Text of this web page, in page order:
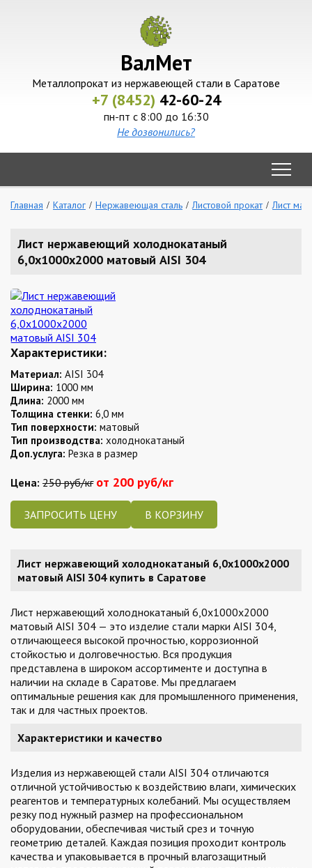
ВалМет
Металлопрокат из нержавеющей стали в Саратове
+7 (8452) 42-60-24
пн-пт с 8:00 до 16:30
Не дозвонились?
Главная Каталог Нержавеющая сталь Листовой прокат Лист
Лист нержавеющий холоднокатаный
6,0х1000х2000 матовый AISI 304
Характеристики:
Материал: AISI 304
Ширина: 1000 мм
Длина: 2000 мм
Толщина стенки: 6,0 мм
Тип поверхности: матовый
Тип производства: холоднокатаный
Доп.услуга: Резка в размер
Цена: 250 руб/кг от 200 руб/кг
ЗАПРОСИТЬ ЦЕНУ
Лист нержавеющий холоднокатаный 6,0х1000х2000
матовый AISI 304 купить в Саратове
Лист нержавеющий холоднокатаный 6,0х1000х2000
матовый AISI 304 — это изделие стали марки AISI 304,
отличающееся высокой прочностью, коррозионной
стойкостью и долговечностью. Вся продукция
представлена в широком ассортименте и доступна в
наличии на складе в Саратове. Мы предлагаем
оптимальные решения как для промышленного применения,
так и для частных проектов.
Характеристики и качество
Изделия из нержавеющей стали AISI 304 отличаются
отличной устойчивостью к воздействию влаги, химических
реагентов и температурных колебаний. Мы осуществляем
резку под нужный размер на профессиональном
оборудовании, обеспечивая чистый срез и точную
геометрию деталей. Каждая позиция проходит контроль
качества и упаковывается в прочный влагозащитный